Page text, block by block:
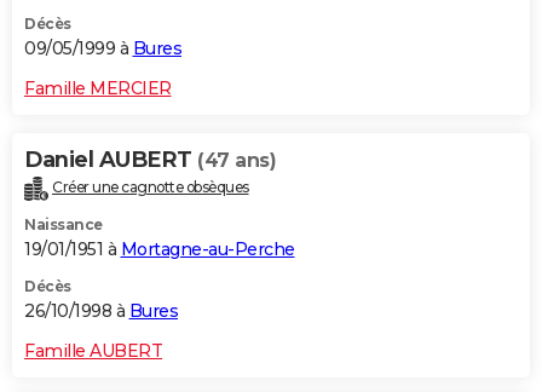
Décès
09/05/1999 à Bures
Famille MERCIER
Daniel AUBERT (47 ans)
Créer une cagnotte obsèques
Naissance
19/01/1951 à Mortagne-au-Perche
Décès
26/10/1998 à Bures
Famille AUBERT